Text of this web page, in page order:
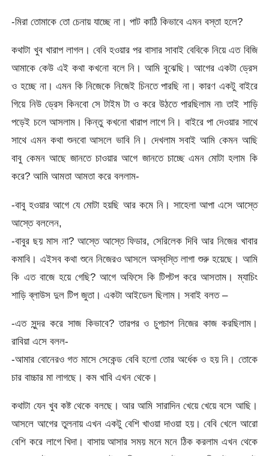
-মিরা তোমাকে তো চেনায় যাচ্ছে না। পাট কাঠি কিভাবে এমন বস্তা হলে?
কথাটা খুব খারাপ লাগল। বেবি হওয়ার পর বাসার সাবাই বেবিকে নিয়ে এত বিজি
আমাকে কেউ এই কথা কখনো বলে নি। আমি বুঝেছি। আগের একটা ড্রেস
ও হচ্ছে না। এমন কি নিজেকে নিজেই চিনতে পারছি না। কারণ একটু বাইরে
গিয়ে নিউ ড্রেস কিনবো সে টাইম টা ও করে উঠতে পারছিলাম না৷ তাই শাড়ি
পড়েই চলে আসলাম। কিন্তু কখনো খারাপ লাগে নি। বাইরে পা দেওয়ার সাথে
সাথে এমন কথা শুনবো আসলে ভাবি নি। দেখলাম সবাই আমি কেমন আছি
বাবু কেমন আছে জানতে চাওয়ার আগে জানতে চাচ্ছে এমন মোটা হলাম কি
করে? আমি আমতা আমতা করে বললাম-
-বাবু হওয়ার আগে যে মোটা হয়ছি আর কমে নি। সাহেলা আপা এসে আস্তে
আস্তে বললেন,
-বাবুর ছয় মাস না? আস্তে আস্তে ফিডার, সেরিলেক দিবি আর নিজের খাবার
কমাবি। এইসব কথা শুনে নিজেরও আসলে অস্বস্তি লাগা শুরু হয়েছে। আমি
কি এত বাজে হয়ে গেছি? আগে অফিসে কি টিপটপ করে আসতাম। ম্যাচিং
শাড়ি ব্লাউস দুল টিপ জুতা। একটা আইডেল ছিলাম। সবাই বলত –
-এত সুন্দর করে সাজ কিভাবে? তারপর ও চুপচাপ নিজের কাজ করছিলাম।
রাবিয়া এসে বলল-
-আমার বোনেরও গত মাসে সেকেন্ড বেবি হলো তোর অর্ধেক ও হয় নি। তোকে
চার বাচ্চার মা লাগছে। কম খাবি এখন থেকে।
কথাটা যেন খুব কষ্ট থেকে বলছে। আর আমি সারাদিন খেয়ে খেয়ে বসে আছি।
আসলে আগের তুলনায় এখন একটু বেশি খাওয়া দাওয়া হয়। বেবি খেলে আরো
বেশি করে লাগে খিদা। বাসায় আসার সময় মনে মনে ঠিক করলাম এখন থেকে